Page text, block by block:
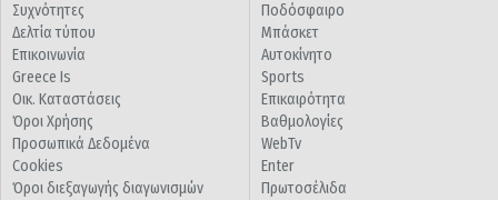
Συχνότητες
Δελτία τύπου
Επικοινωνία
Greece Is
Οικ. Καταστάσεις
Όροι Χρήσης
Προσωπικά Δεδομένα
Cookies
Όροι διεξαγωγής διαγωνισμών
Ποδόσφαιρο
Μπάσκετ
Αυτοκίνητο
Sports
Επικαιρότητα
Βαθμολογίες
WebTv
Enter
Πρωτοσέλιδα